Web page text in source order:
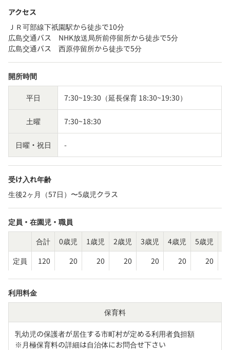
アクセス
ＪＲ可部線下祇園駅から徒歩で10分
広島交通バス NHK放送局所前停留所から徒歩で5分
広島交通バス 西原停留所から徒歩で5分
開所時間
平日 7:30~19:30（延長保育 18:30~19:30）
土曜 7:30~18:30
日曜・祝日 -
受け入れ年齢
生後2ヶ月（57日）〜5歳児クラス
定員・在園児・職員
合計
0歳児 1歳児 2歳児 3歳児 4歳児 5歳児
定員
120 20 20 20 20 20 20
利用料金
保育料
乳幼児の保護者が居住する市町村が定める利用者負担額
※月極保育料の詳細は自治体にお問合せ下さい